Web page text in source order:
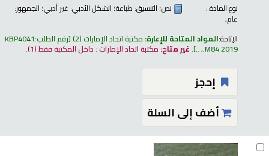
نوع المادة :
نص؛ التنسيق: طباعة؛ الشكل الأدبي: غير أدبي؛ الجمهور:
عام;
الإتاحة:المواد المتاحة للإعارة: مكتبة اتحاد الإمارات (2) رقم الطلب:KBP4041
.M84 2019, ..
.غير متاح:مكتبة اتحاد الإمارات : داخل المكتبة فقط(1).
إحجز
أضف إلى السلة